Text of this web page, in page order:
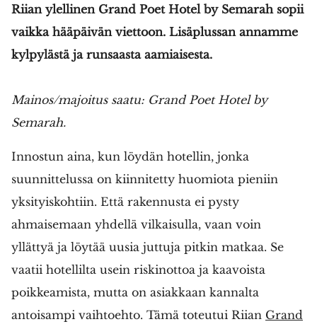
Riian ylellinen Grand Poet Hotel by Semarah sopii
vaikka hääpäivän viettoon. Lisäplussan annamme
kylpylästä ja runsaasta aamiaisesta.
Mainos/majoitus saatu: Grand Poet Hotel by
Semarah.
Innostun aina, kun löydän hotellin, jonka
suunnittelussa on kiinnitetty huomiota pieniin
yksityiskohtiin. Että rakennusta ei pysty
ahmaisemaan yhdellä vilkaisulla, vaan voin
yllättyä ja löytää uusia juttuja pitkin matkaa. Se
vaatii hotellilta usein riskinottoa ja kaavoista
poikkeamista, mutta on asiakkaan kannalta
antoisampi vaihtoehto. Tämä toteutui Riian Grand